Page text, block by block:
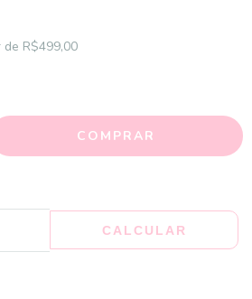
de R$499,00
CALCULAR